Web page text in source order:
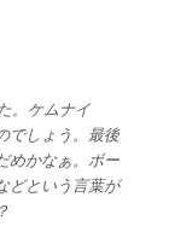
。ケムナイ
でしょう。最後
めかなぁ。ボー
どという言葉が